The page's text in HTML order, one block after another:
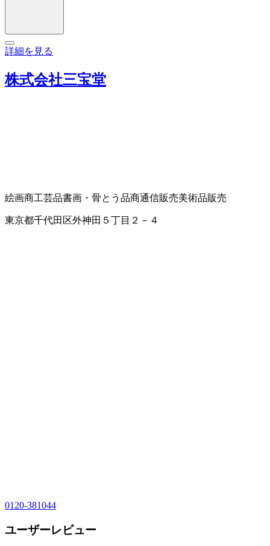
詳細を見る
株式会社三宝堂
絵画商工芸品書画・骨とう品商通信販売美術品販売
東京都千代田区外神田５丁目２－４
0120-381044
ユーザーレビュー